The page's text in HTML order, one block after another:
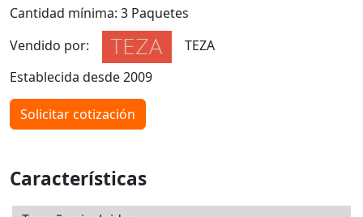
Cantidad mínima: 3 Paquetes
Vendido por:
TEZA
Establecida desde 2009
Solicitar cotización
Características